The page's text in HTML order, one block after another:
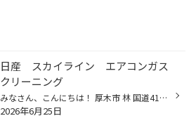
日産 スカイライン エアコンガス
クリーニング
みなさん、こんにちは！ 厚木市 林 国道412号線沿い WILD-1 さん横の タイヤ館厚木店 ざわちん です(*´◒`*) 本日は 日産スカイライン の エアコンガスクリーニング施工 をご紹介いたします(#^.^#) こちらのお客様は 定期的なエアコンガスの規定値での調整をしてほしい とご来店されました それでは...
2026年6月25日